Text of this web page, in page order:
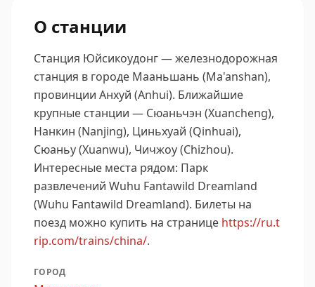
О станции
Станция Юйсикоудонг — железнодорожная
станция в городе Мааньшань (Ma'anshan),
провинции Анхуй (Anhui). Ближайшие
крупные станции — Сюаньчэн (Xuancheng),
Нанкин (Nanjing), Циньхуай (Qinhuai),
Сюаньу (Xuanwu), Чичжоу (Chizhou).
Интересные места рядом: Парк
развлечений Wuhu Fantawild Dreamland
(Wuhu Fantawild Dreamland). Билеты на
поезд можно купить на странице https://ru.t
rip.com/trains/china/.
ГОРОД